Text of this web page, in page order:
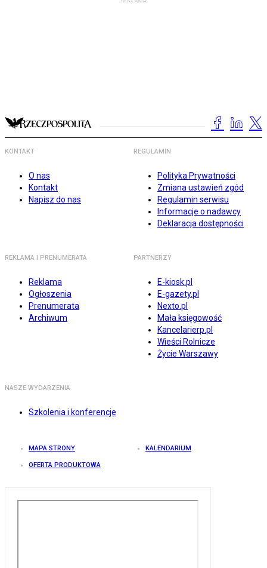
KONTAKT
O nas
Kontakt
Napisz do nas
REGULAMIN
Polityka Prywatności
Zmiana ustawień zgód
Regulamin serwisu
Informacje o nadawcy
Deklaracja dostępności
REKLAMA I PRENUMERATA
Reklama
Ogłoszenia
Prenumerata
Archiwum
PARTNERZY
E-kiosk.pl
E-gazety.pl
Nexto.pl
Mała księgowość
Kancelarierp.pl
Wieści Rolnicze
Życie Warszawy
NASZE WYDARZENIA
Szkolenia i konferencje
MAPA STRONY KALENDARIUM
OFERTA PRODUKTOWA